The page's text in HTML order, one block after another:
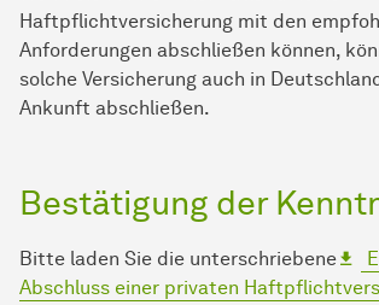
Haftpflichtversicherung mit den
Anforderungen abschließen können,
solche Versicherung auch in
Ankunft abschließen.
Bestätigung der
Bitte laden Sie die unterschriebene
Abschluss einer privaten